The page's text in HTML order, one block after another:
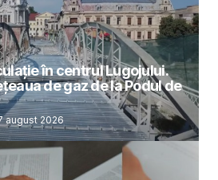
în centrul Lugojului.
de gaz de la Podul de
august 2026